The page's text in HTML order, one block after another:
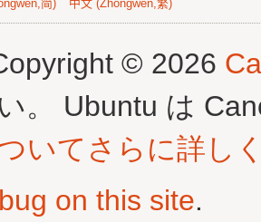
简) 中文 (Zhongwen,繁)
© 2026
。 Ubuntu は
いてさらに詳し
on this site.